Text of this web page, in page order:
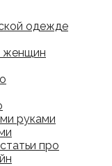
одежде
женщин
руками
про